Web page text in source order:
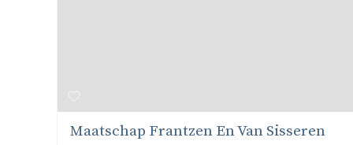
Maatschap Frantzen En Van Sisseren